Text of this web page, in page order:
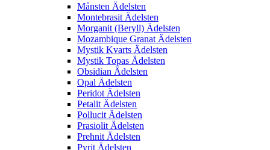
Månsten Ädelsten
Montebrasit Ädelsten
Morganit (Beryll) Ädelsten
Mozambique Granat Ädelsten
Mystik Kvarts Ädelsten
Mystik Topas Ädelsten
Obsidian Ädelsten
Opal Ädelsten
Peridot Ädelsten
Petalit Ädelsten
Pollucit Ädelsten
Prasiolit Ädelsten
Prehnit Ädelsten
Pyrit Ädelsten